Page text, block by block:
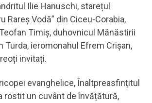
Ilie Hanuschi, starețul
Rareș Vodă” din Ciceu-Corabia,
Timiș, duhovnicul Mănăstirii
Turda, ieromonahul Efrem Crișan,
invitați.
evanghelice, Înaltpreasfințitul
rostit un cuvânt de învățătură,